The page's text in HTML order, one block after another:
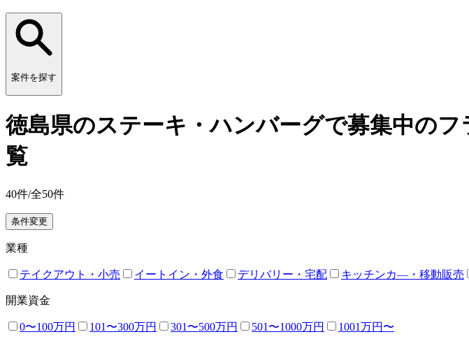
案件を探す
徳島県のステーキ・ハンバーグで募集中の
覧
40件/全50件
条件変更
業種
テイクアウト・小売 イートイン・外食 デリバリー・宅配 キッチンカ―・移動販売
開業資金
0〜100万円 101〜300万円 301〜500万円 501〜1000万円 1001万円〜